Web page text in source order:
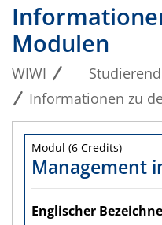
Modulen
WIWI
Informationen zu
Modul (6 Credits)
Management
Englischer